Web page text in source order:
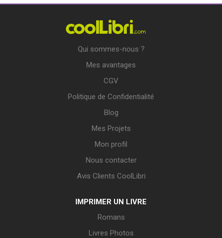
Qui sommes-nous ?
Mes avantages
CGV
Politique de Confidentialité
Blog
Mes Projets
Mon profil
Nous contacter
Avis Clients CoolLibri
IMPRIMER UN LIVRE
Romans
Livres Photos